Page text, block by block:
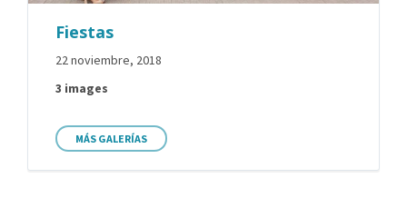
Fiestas
22 noviembre, 2018
3 images
MÁS GALERÍAS